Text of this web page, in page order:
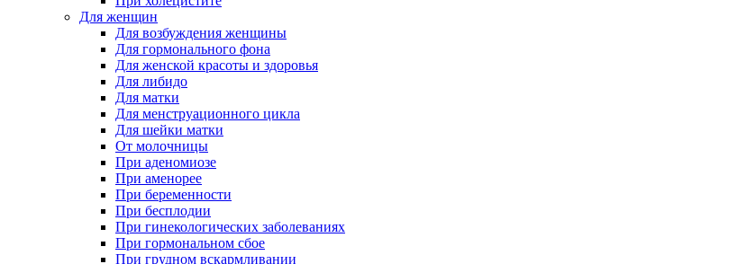
Для женщин
Для возбуждения женщины
Для гормонального фона
Для женской красоты и здоровья
Для либидо
Для матки
Для менструационного цикла
Для шейки матки
От молочницы
При аденомиозе
При аменорее
При беременности
При бесплодии
При гинекологических заболеваниях
При гормональном сбое
При грудном вскармливании